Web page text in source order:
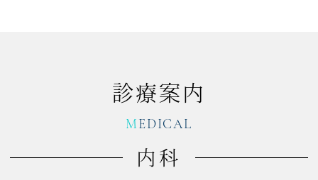
診療案内
MEDICAL
内科